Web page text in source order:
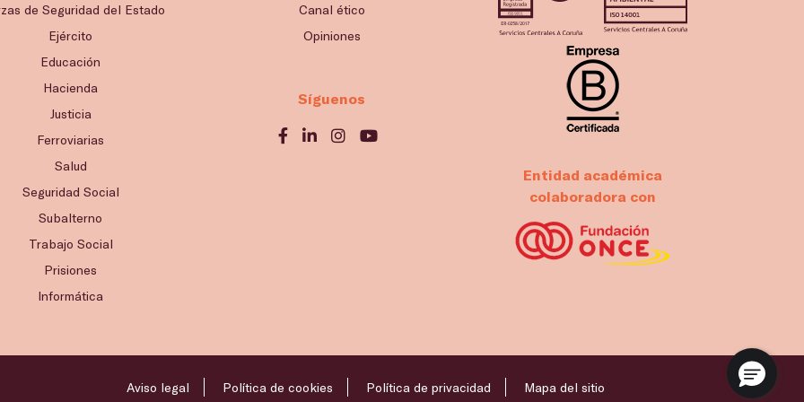
de Seguridad del Estado
Ejército
Educación
Hacienda
Justicia
Ferroviarias
Salud
Seguridad Social
Subalterno
Trabajo Social
Prisiones
Informática
Canal ético
Opiniones
Síguenos
Entidad académica
colaboradora con
Aviso legal Política de cookies Política de privacidad Mapa del sitio